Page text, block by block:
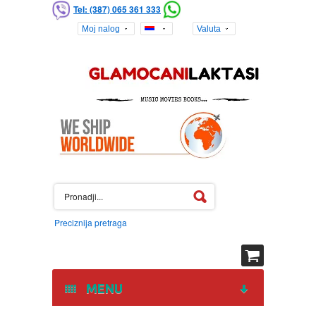
Tel: (387) 065 361 333
Moj nalog Valuta
Preciznija pretraga
MENU